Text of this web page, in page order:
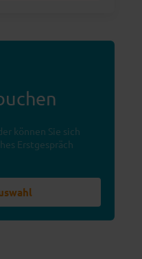
können Sie sich
Erstgespräch